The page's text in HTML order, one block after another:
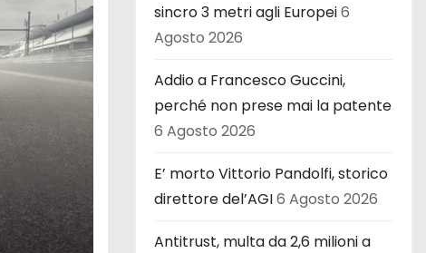
sincro 3 metri agli Europei6
Agosto 2026
Addio a Francesco Guccini,
perché non prese mai la patente
6 Agosto 2026
E’ morto Vittorio Pandolfi, storico
direttore del’AGI6 Agosto 2026
Antitrust, multa da 2,6 milioni a